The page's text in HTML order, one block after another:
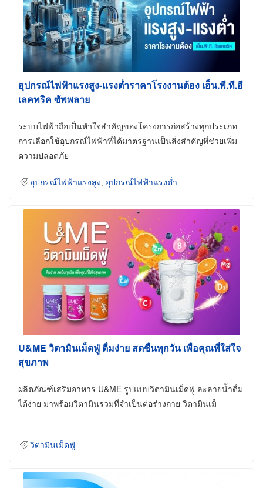
อุปกรณ์ไฟฟ้าแรงสูง-แรงต่ำราคาโรงงานต้อง เอ็น.พี.ที.อี
เลคทริค ซัพพลาย
ระบบไฟฟ้าถือเป็นหัวใจสำคัญของโครงการก่อสร้างทุกประเภท
การเลือกใช้อุปกรณ์ไฟฟ้าที่ได้มาตรฐานเป็นสิ่งสำคัญที่ช่วยเพิ่ม
ความปลอดภัย
อุปกรณ์ไฟฟ้าแรงสูง อุปกรณ์ไฟฟ้าแรงต่ำ
U&ME วิตามินเม็ดฟู่ ดื่มง่าย สดชื่นทุกวัน เพื่อคุณที่ใส่ใจ
สุขภาพ
ผลิตภัณฑ์เสริมอาหาร U&ME รูปแบบวิตามินเม็ดฟู่ ละลายน้ำดื่ม
ได้ง่าย มาพร้อมวิตามินรวมที่จำเป็นต่อร่างกาย วิตามินเม็
วิตามินเม็ดฟู่